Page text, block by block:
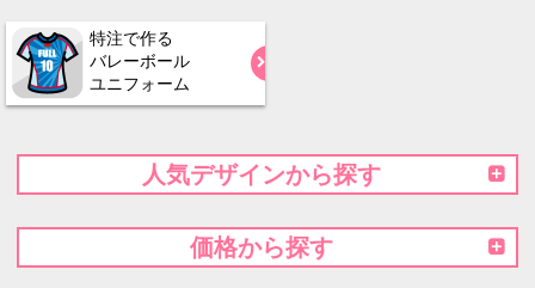
特注で作る
バレーボール
ユニフォーム
人気デザインから探す
価格から探す